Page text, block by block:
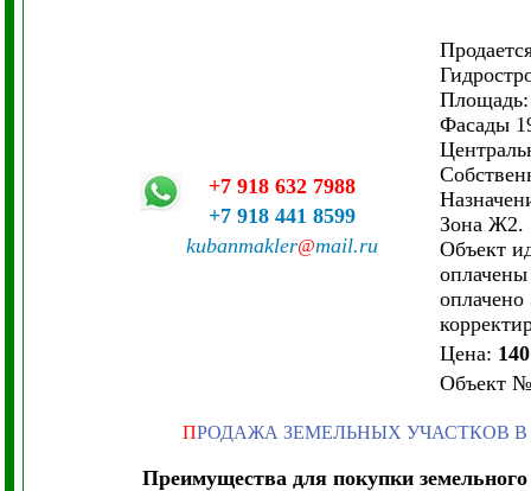
+7 918 632 7988
+7 918 441 8599
kubanmakler@mail.ru
Площадь:
Фасады
Зона Ж2.
Объект
Цена:
Объект №
ПРОДАЖА ЗЕМЕЛЬНЫХ УЧАСТКОВ
Преимущества для покупки земельного